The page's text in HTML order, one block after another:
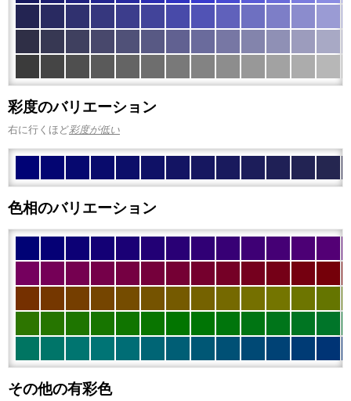
彩度のバリエーション
右に行くほど彩度が低い
色相のバリエーション
その他の有彩色